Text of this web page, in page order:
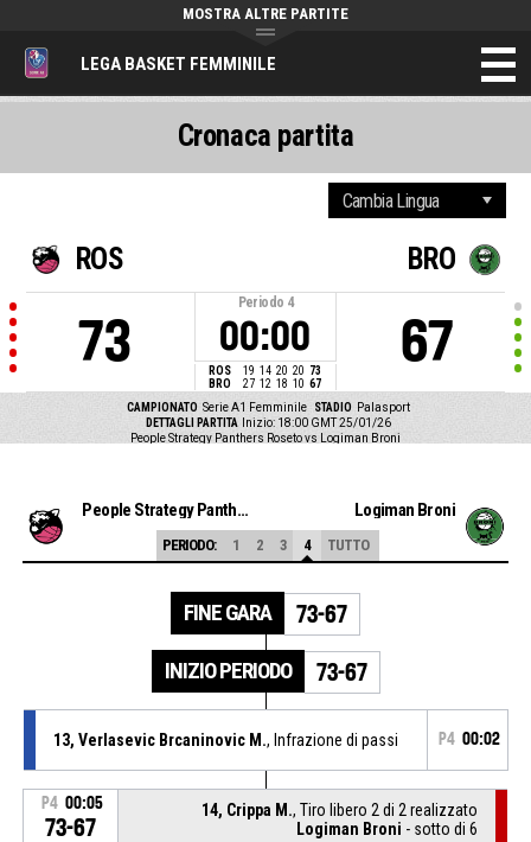
LEGA BASKET FEMMINILE
MOSTRA ALTRE PARTITE
ROS
73
Periodo 4
00:00
ROS 19 14 20 20 73
BRO
27 12 18 10 67
BRO
67
CAMPIONATO Serie A1 Femminile STADIO Palasport
DETTAGLI PARTITA
Inizio: 18:00 GMT 25/01/26
People Strategy Panthers Roseto vs Logiman Broni
Cronaca partita
People Strategy Panthers Roseto Logiman Broni
PERIODO: 1 2 3 4 TUTTO
FINE GARA 73-67
INIZIO PERIODO 73-67
13, Verlasevic Brcaninovic M., Infrazione di passi P4 00:02
P4 00:05
73-67
14, Crippa M., Tiro libero 2 di 2 realizzato
Logiman Broni - sotto di 6